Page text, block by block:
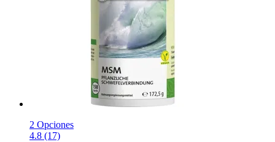
2 Opciones
4.8 (17)